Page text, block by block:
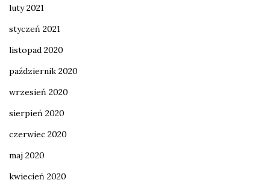
luty 2021
styczeń 2021
listopad 2020
październik 2020
wrzesień 2020
sierpień 2020
czerwiec 2020
maj 2020
kwiecień 2020